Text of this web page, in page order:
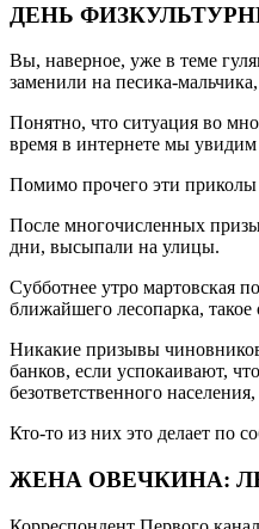
ДЕНЬ
Вы, наверное, уже в теме
заменили на песика-
Понятно, что ситуация во
время в интернете мы
Помимо прочего эти приколы
После многочисленных
дни, высыпали на улицы.
Субботнее утро мартовская
ближайшего лесопарка,
Никакие призывы чиновников
банков, если успокаивают,
безответственного
Кто-то из них это делает по
ЖЕНА ОВЕЧКИНА: